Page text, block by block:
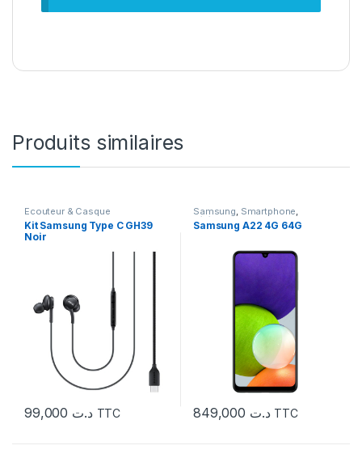
Produits similaires
Ecouteur & Casque
Kit Samsung Type C GH39
Noir
د.ت TTC
Samsung Smartphone
Téléphonie
Samsung A22 4G 64G
د.ت TTC